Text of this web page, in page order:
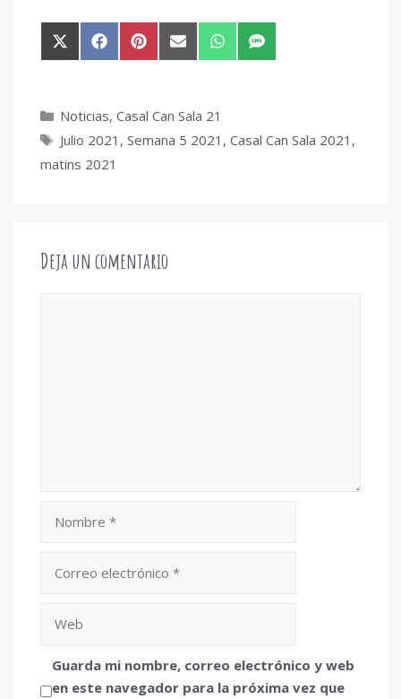
Compartir
en
Compartir
en
Compartir
en
Compartir
en
Compartir
en
Compartir
en
Categorías
Noticias, Casal Can Sala 21
Etiquetas
Julio 2021 , Semana 5 2021 , Casal Can Sala 2021 ,
matins 2021
Deja un comentario
electrónico
Guarda mi nombre, correo electrónico y web
en este navegador para la próxima vez que